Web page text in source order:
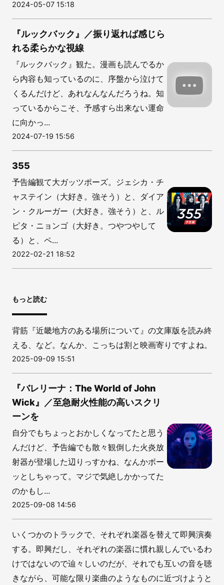
2024-05-07 15:18
『ルックバック』／振り返れば感じら
れる柔らかな視線
『ルックバック』観た。漫画も読んでるか
ら内容も知っているのに、序盤から泣けて
くるんだけど、あれなんなんだろうね。知
っているからこそ、予感すら出来ない運命
に向かっ...
2024-07-19 15:56
355
予告編観て大ガッツポーズ。ジェシカ・チ
ャステイン（大好き。強そう）と、ダイア
ン・クルーガー（大好き。強そう）と、ル
ピタ・ニョンゴ（大好き。つやつやして
る）と、ペ...
2022-02-21 18:52
もっと読む
背筋『近畿地方のある場所について』の文庫版を読み終
える、など。なんか、こっちは割と映画寄りですよね。
2025-09-09 15:51
『バレリーナ：The World of John
Wick』／至急耐火性能の高いスクリ
ーンを
自分でもちょっとおかしくなってたと思う
んだけど、予告編でも散々観倒した火炎放
射器が登場した辺りっすかね、なんかボー
ッとしちゃって。マジで気絶しかかってた
のかもし...
2025-09-08 14:56
いくつかのトラックで、それぞれ楽器を替えて即興演奏
する。即興だし、それぞれの楽器に慣れ親しんでいるわ
けではないので辿々しいのだが、それでも互いの音を聴
きながら、可能な限り楽曲のようなものに近づけようと